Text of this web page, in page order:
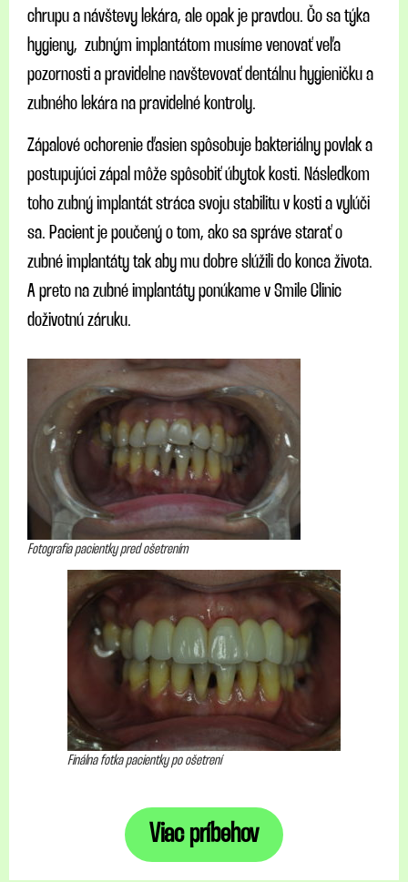
chrupu a návštevy lekára, ale opak je pravdou. Čo sa týka
hygieny, zubným implantátom musíme venovať veľa
pozornosti a pravidelne navštevovať dentálnu hygieničku a
zubného lekára na pravidelné kontroly.
Zápalové ochorenie ďasien spôsobuje bakteriálny povlak a
postupujúci zápal môže spôsobiť úbytok kosti. Následkom
toho zubný implantát stráca svoju stabilitu v kosti a vylúči
sa. Pacient je poučený o tom, ako sa správe starať o
zubné implantáty tak aby mu dobre slúžili do konca života.
A preto na zubné implantáty ponúkame v Smile Clinic
doživotnú záruku.
Fotografia pacientky pred ošetrením
Finálna fotka pacientky po ošetrení
Viac príbehov